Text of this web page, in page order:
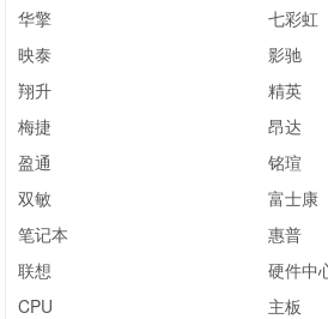
华擎
七彩虹
映泰
影驰
翔升
精英
梅捷
昂达
盈通
铭瑄
双敏
富士康
笔记本
惠普
联想
硬件中
CPU
主板